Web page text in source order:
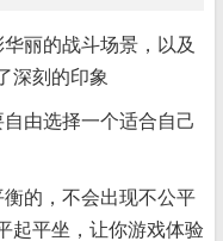
丽的战斗场景，以及
深刻的印象
由选择一个适合自己
的，不会出现不公平
起平坐，让你游戏体验